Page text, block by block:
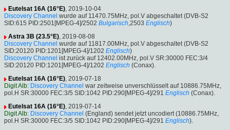
Eutelsat 16A (16°E), 2019-10-04
Discovery Channel wurde auf 11470.75MHz, pol.V abgeschaltet (DVB-S2
SID:615 PID:2501[MPEG-4]/2502 Bulgarisch,2503 Englisch)
Astra 3B (23.5°E), 2019-08-08
Discovery Channel wurde auf 11817.00MHz, pol.V abgeschaltet (DVB-S2
SID:20120 PID:1201[MPEG-4]/1202 Englisch)
Discovery Channel ist zurück auf 12402.00MHz, pol.V SR:30000 FEC:3/4
SID:20120 PID:1201[MPEG-4]/1202 Englisch (Conax).
Eutelsat 16A (16°E), 2019-07-18
Digit Alb: Discovery Channel war zeitweise unverschlüsselt auf 10886.75MHz,
pol.H SR:30000 FEC:3/5 SID:1042 PID:290[MPEG-4]/291 Englisch (Conax).
Eutelsat 16A (16°E), 2019-07-14
Digit Alb: Discovery Channel (England) sendet jetzt uncodiert (10886.75MHz,
pol.H SR:30000 FEC:3/5 SID:1042 PID:290[MPEG-4]/291 Englisch).